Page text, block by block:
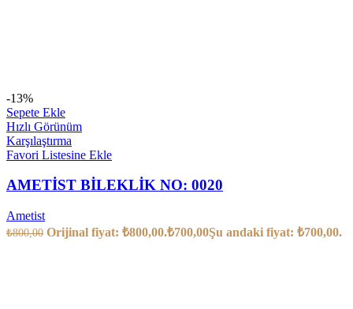
-13%
Sepete Ekle
Hızlı Görünüm
Karşılaştırma
Favori Listesine Ekle
AMETİST BİLEKLİK NO: 0020
Ametist
₺800,00 Orijinal fiyat: ₺800,00.₺700,00Şu andaki fiyat: ₺700,00.